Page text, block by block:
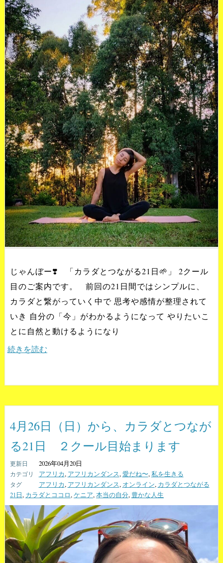
じゃんぼー❣️ 「カラダとつながる21日🌱」 2クール
目のご案内です。 前回の21日間ではシンプルに、
カラダと繋がっていく中で 思考や感情が整理されて
いき 自分の「今」がわかるようになって やりたいこ
とに自然と動けるようになり
続きを読む
4月26日（日）から、カラダとつなが
る21日 ２クール目始まります
2026年04月20日
アフリカ, アフリカンダンス,愛だね〜,私を生きる
アフリカ, アフリカンダンス, オンライン, カラダとつながる
21日, カラダとココロ,ケニア,本当の自分, 豊かな人生